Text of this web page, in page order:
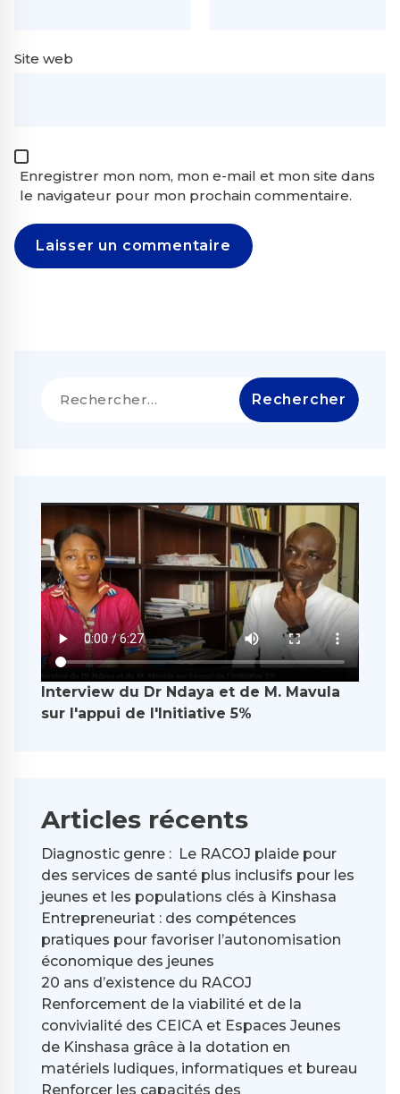
Site web
Enregistrer mon nom, mon e-mail et mon site dans
le navigateur pour mon prochain commentaire.
Interview du Dr Ndaya et de M. Mavula
sur l'appui de l'Initiative 5%
Articles récents
Diagnostic genre : Le RACOJ plaide pour
des services de santé plus inclusifs pour les
jeunes et les populations clés à Kinshasa
Entrepreneuriat : des compétences
pratiques pour favoriser l’autonomisation
économique des jeunes
20 ans d’existence du RACOJ
Renforcement de la viabilité et de la
convivialité des CEICA et Espaces Jeunes
de Kinshasa grâce à la dotation en
matériels ludiques, informatiques et bureau
Renforcer les capacités des